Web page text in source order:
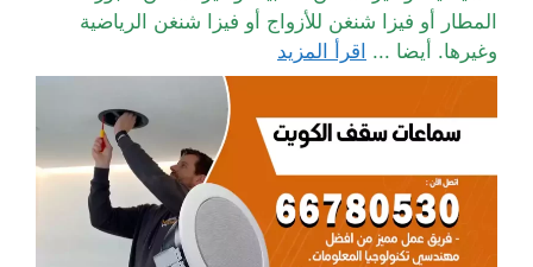
المطار أو فيزا شنغن للأزواج أو فيزا شنغن الرياضية
وغيرها. أيضا ... اقرأ المزيد